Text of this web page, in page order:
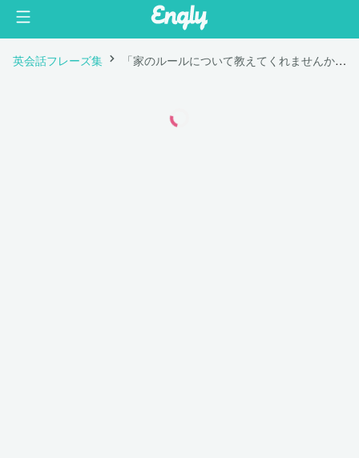
英会話フレーズ集 「家のルールについて教えてくれませんか？」は英語で "Could you tell me about your house rules?"